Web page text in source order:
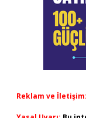
Reklam ve İletişim: